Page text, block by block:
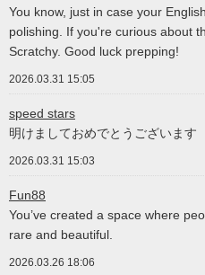
You know, just in case your
polishing. If you're curious about
Scratchy. Good luck prepping!
2026.03.31 15:05
speed stars
明けましておめでとうございます
2026.03.31 15:03
Fun88
You’ve created a space where
rare and beautiful.
2026.03.26 18:06